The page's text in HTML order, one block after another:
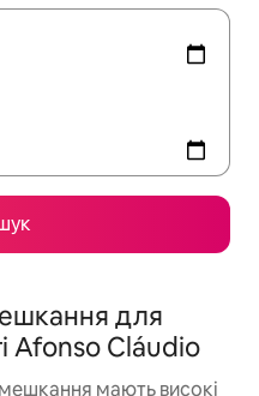
для
Afonso Cláudio
мають високі